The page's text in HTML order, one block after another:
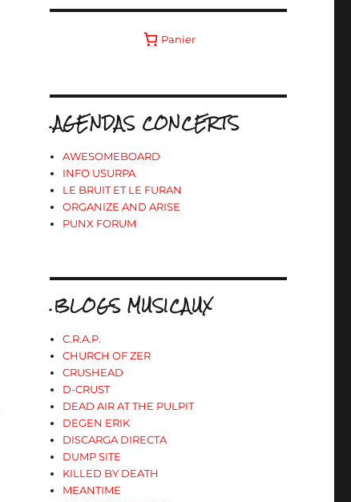
Panier
.AGENDAS CONCERTS
AWESOMEBOARD
INFO USURPA
LE BRUIT ET LE FURAN
ORGANIZE AND ARISE
PUNX FORUM
.BLOGS MUSICAUX
C.R.A.P.
CHURCH OF ZER
CRUSHEAD
D-CRUST
DEAD AIR AT THE PULPIT
DEGEN ERIK
DISCARGA DIRECTA
DUMP SITE
KILLED BY DEATH
MEANTIME